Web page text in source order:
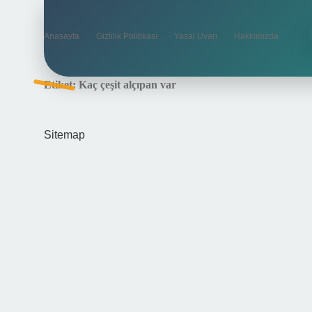
Anasayfa Gizlilik Politikası Yasal Uyarı Hakkımızda
Etiket: Kaç çeşit alçıpan var
Sitemap